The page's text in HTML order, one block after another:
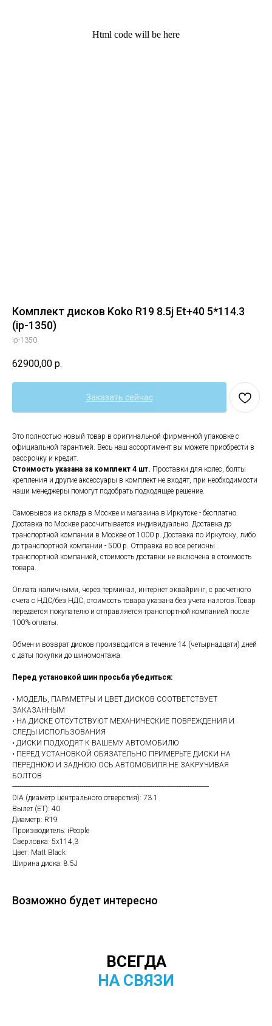
Html code will be here
Комплект дисков Koko R19 8.5j Et+40 5*114.3
(ip-1350)
ip-1350
62900,00 р.
Заказать сейчас
Это полностью новый товар в оригинальной фирменной упаковке с
официальной гарантией. Весь наш ассортимент вы можете приобрести в
рассрочку и кредит.
Стоимость указана за комплект 4 шт. Проставки для колес, болты
крепления и другие аксессуары в комплект не входят, при необходимости
наши менеджеры помогут подобрать подходящее решение.
Самовывоз из склада в Москве и магазина в Иркутске - бесплатно.
Доставка по Москве рассчитывается индивидуально. Доставка до
транспортной компании в Москве от 1000 р. Доставка по Иркутску, либо
до транспортной компании - 500 р. Отправка во все регионы
транспортной компанией, стоимость доставки не включена в стоимость
товара.
Оплата наличными, через терминал, интернет эквайринг, с расчетного
счета с НДС/без НДС, стоимость товара указана без учета налогов.Товар
передается покупателю и отправляется транспортной компанией после
100% оплаты.
Обмен и возврат дисков производится в течение 14 (четырнадцати) дней
с даты покупки до шиномонтажа.
Перед установкой шин просьба убедиться:
• МОДЕЛЬ, ПАРАМЕТРЫ И ЦВЕТ ДИСКОВ СООТВЕТСТВУЕТ
ЗАКАЗАННЫМ
• НА ДИСКЕ ОТСУТСТВУЮТ МЕХАНИЧЕСКИЕ ПОВРЕЖДЕНИЯ И
СЛЕДЫ ИСПОЛЬЗОВАНИЯ
• ДИСКИ ПОДХОДЯТ К ВАШЕМУ АВТОМОБИЛЮ
• ПЕРЕД УСТАНОВКОЙ ОБЯЗАТЕЛЬНО ПРИМЕРЬТЕ ДИСКИ НА
ПЕРЕДНЮЮ И ЗАДНЮЮ ОСЬ АВТОМОБИЛЯ НЕ ЗАКРУЧИВАЯ
БОЛТОВ
------------------------------------------------------------------------------------------------------------
DIA (диаметр центрального отверстия): 73.1
Вылет (ET): 40
Диаметр: R19
Производитель: iPeople
Сверловка: 5х114,3
Цвет: Matt Black
Ширина диска: 8.5J
Возможно будет интересно
ВСЕГДА
НА СВЯЗИ